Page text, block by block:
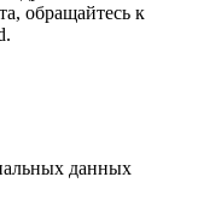
обращайтесь к
данных